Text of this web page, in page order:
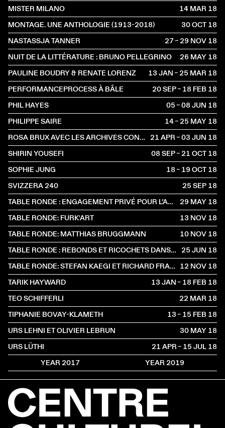
MISTER MILANO
14 MAR2018
MONTAGE. UNE ANTHOLOGIE (1913-2018)
30 OCT2018
NASTASSJA TANNER
27 – 29 NOV2018
NUIT DE LA LITTÉRATURE : BRUNO PELLEGRINO
26 MAY2018
PAULINE BOUDRY & RENATE LORENZ
13 JAN – 25 MAR2018
PERFORMANCEPROCESS À BÂLE
20 SEP – 18 FEB2018
PHIL HAYES
05 – 08 JUN2018
PHILIPPE SAIRE
14 – 25 MAY2018
ROSA BRUX AVEC LES ARCHIVES CONTESTATAIRES 21 APR – 03 JUN2018
SHIRIN YOUSEFI
08 SEP – 21 OCT2018
SOPHIE JUNG
18 – 19 OCT2018
SVIZZERA 240
25 SEP2018
TABLE RONDE : ENGAGEMENT PRIVÉ POUR L’ART – SUISSE ET FRANCE
29 MAY2018
TABLE RONDE: FURK'ART
13 NOV2018
TABLE RONDE: MATTHIAS BRUGGMANN
10 NOV2018
TABLE RONDE : REBONDS ET RICOCHETS DANS L’ART 25 JUN2018
TABLE RONDE: STEFAN KAEGI ET RICHARD FRACKOWIAK 12 NOV2018
TARIK HAYWARD
13 JAN – 18 FEB2018
TEO SCHIFFERLI
22 MAR2018
TIPHANIE BOVAY-KLAMETH
13 – 15 FEB2018
URS LEHNI ET OLIVIER LEBRUN
30 MAY2018
URS LÜTHI
21 APR – 15 JUL2018
YEAR 2017
YEAR 2019